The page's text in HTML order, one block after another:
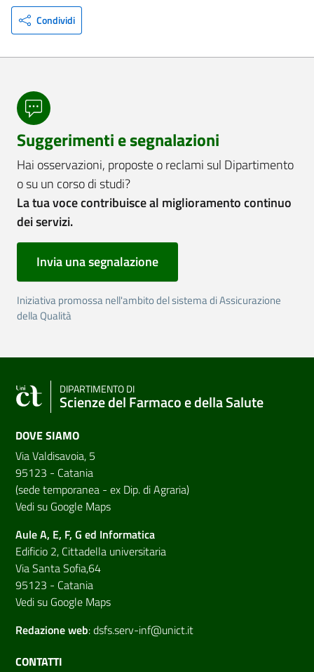
Condividi
Suggerimenti e segnalazioni
Hai osservazioni, proposte o reclami sul Dipartimento
o su un corso di studi?
La tua voce contribuisce al miglioramento continuo
dei servizi.
Invia una segnalazione
Iniziativa promossa nell'ambito del sistema di Assicurazione
della Qualità
DIPARTIMENTO DI
Scienze del Farmaco e della Salute
DOVE SIAMO
Via Valdisavoia, 5
95123 - Catania
(sede temporanea - ex Dip. di Agraria)
Vedi su Google Maps
Aule A, E, F, G ed Informatica
Edificio 2, Cittadella universitaria
Via Santa Sofia,64
95123 - Catania
Vedi su Google Maps
Redazione web:dsfs.serv-inf@unict.it
CONTATTI